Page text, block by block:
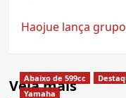
Haojue lança
Veja mais
Abaixo de 599cc
Yamaha